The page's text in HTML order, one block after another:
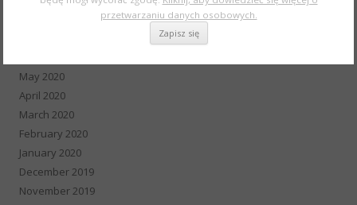
May 2020
April 2020
March 2020
February 2020
January 2020
December 2019
November 2019
przetwarzaniu danych osobowych.